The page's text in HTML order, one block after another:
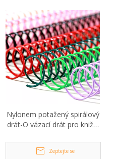
Nylonem potažený spirálový
drát-O vázací drát pro knižní
Zeptejte se